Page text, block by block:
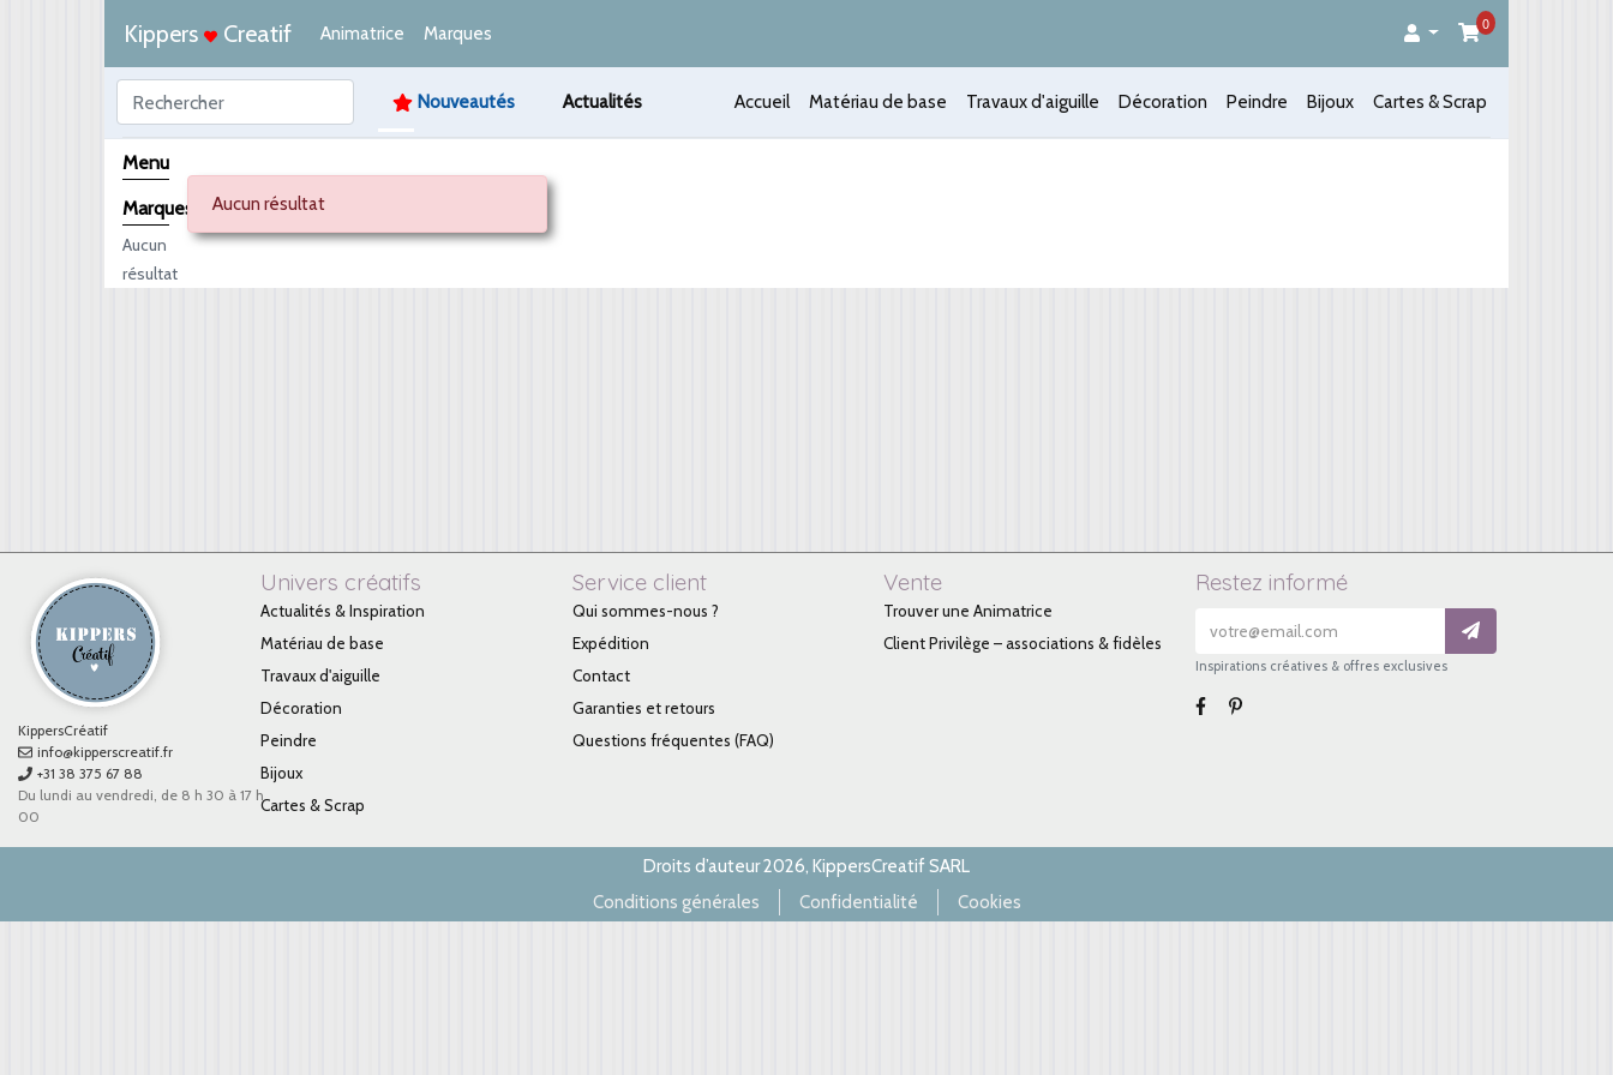
Kippers Creatif Animatrice Marques 0
Nouveautés Actualités Accueil Matériau de base Travaux d'aiguille Décoration Peindre Bijoux Cartes & Scrap
Menu
Marques
Aucun
résultat
Aucun résultat
KippersCréatif
info@kipperscreatif.fr
+31 38 375 67 88
Du lundi au vendredi, de 8 h 30 à 17 h
00
Univers créatifs
Actualités & Inspiration
Matériau de base
Travaux d'aiguille
Décoration
Peindre
Bijoux
Cartes & Scrap
Service client
Qui sommes-nous ?
Expédition
Contact
Garanties et retours
Questions fréquentes (FAQ)
Vente
Trouver une Animatrice
Client Privilège – associations & fidèles
Restez informé
Inspirations créatives & offres exclusives
Droits d’auteur 2026, KippersCreatif SARL
Conditions générales
Confidentialité Cookies